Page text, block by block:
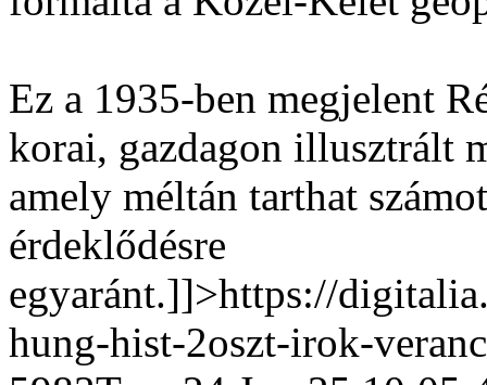
Ez a 1935-ben megjelent
korai, gazdagon illusztrált
amely méltán tarthat
érdeklődésre
egyaránt.]]>https://
hung-hist-2oszt-irok-